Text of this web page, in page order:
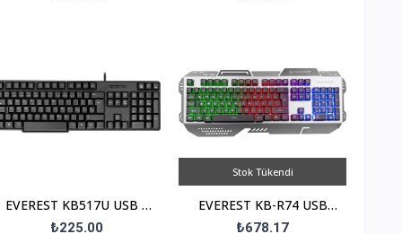
EVEREST KB517U USB F
Trk Standart Siyah
₺225.00
Stok Tükendi
EVEREST KB-R74 USB
Oyuncu Q Trk
₺678.17